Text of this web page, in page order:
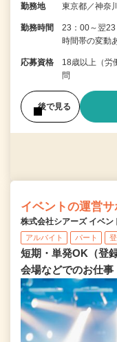
勤務地 東京都／神奈
勤務時間
23：00～翌23
時間帯の変
応募資格
18歳以上（労
問
後で見る
イベントの運営サ
株式会社シアーズ イベン
アルバイト パート
短期・単発OK（登
会場などでのお仕事